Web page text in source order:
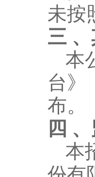
未按
三 、
本
台》
布。
四
本